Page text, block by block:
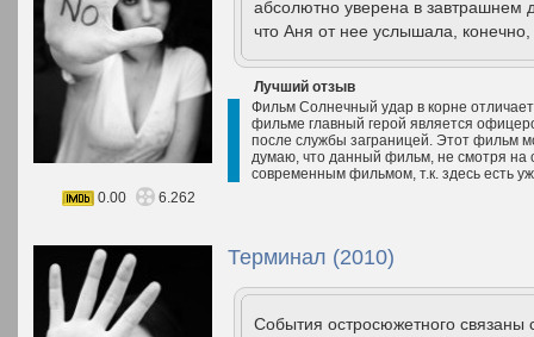
абсолютно уверена в завтрашнем
что Аня от нее услышала,
Лучший отзыв
Фильм Солнечный удар в корне
фильме главный герой является
после службы заграницей. Этот фильм
думаю, что данный фильм, не смотря на
современным фильмом, т.к. здесь есть
0.00
6.262
Терминал (2010)
События остросюжетного